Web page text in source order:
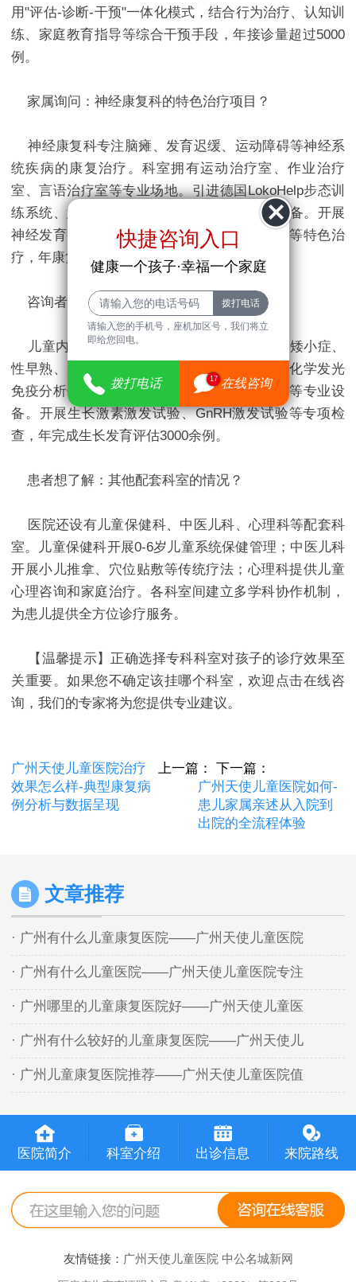
用"评估-诊断-干预"一体化模式，结合行为治疗、认知训
练、家庭教育指导等综合干预手段，年接诊量超过5000
例。
家属询问：神经康复科的特色治疗项目？
神经康复科专注脑瘫、发育迟缓、运动障碍等神经系
统疾病的康复治疗。科室拥有运动治疗室、作业治疗
室、言语治疗室等专业场地。引进德国LokoHelp步态训
练系统、意大利Vibrasion振动治疗仪等先进设备。开展
神经发育疗法、肌效贴扎技术、功能性电刺激等特色治
疗，年康复治疗达8万人次。
咨询者关心：儿童内分泌科的专业特色？
儿童内分泌科专注儿童生长发育问题，开设矮小症、
性早熟、肥胖症等专病门诊。科室配备全自动化学发光
免疫分析仪、骨龄评估系统、人体成分分析仪等专业设
备。开展生长激素激发试验、GnRH激发试验等专项检
查，年完成生长发育评估3000余例。
患者想了解：其他配套科室的情况？
医院还设有儿童保健科、中医儿科、心理科等配套科
室。儿童保健科开展0-6岁儿童系统保健管理；中医儿科
开展小儿推拿、穴位贴敷等传统疗法；心理科提供儿童
心理咨询和家庭治疗。各科室间建立多学科协作机制，
为患儿提供全方位诊疗服务。
【温馨提示】正确选择专科科室对孩子的诊疗效果至
关重要。如果您不确定该挂哪个科室，欢迎点击在线咨
询，我们的专家将为您提供专业建议。
上一篇：
广州天使儿童医院治疗
效果怎么样-典型康复病
例分析与数据呈现
下一篇：
广州天使儿童医院如何-
患儿家属亲述从入院到
出院的全流程体验
文章推荐
· 广州有什么儿童康复医院——广州天使儿童医院
· 广州有什么儿童医院——广州天使儿童医院专注
· 广州哪里的儿童康复医院好——广州天使儿童医
· 广州有什么较好的儿童康复医院——广州天使儿
· 广州儿童康复医院推荐——广州天使儿童医院值
医院简介 科室介绍 出诊信息 来院路线
友情链接： 广州天使儿童医院 中公名城新网
快捷咨询入口
健康一个孩子·幸福一个家庭
请输入您的手机号，座机加区号，我们将立
即给您回电。
拨打电话 17 在线咨询